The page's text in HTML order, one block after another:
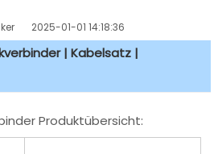
2025-01-01 14:18:36
| Kabelsatz |
Produktübersicht: